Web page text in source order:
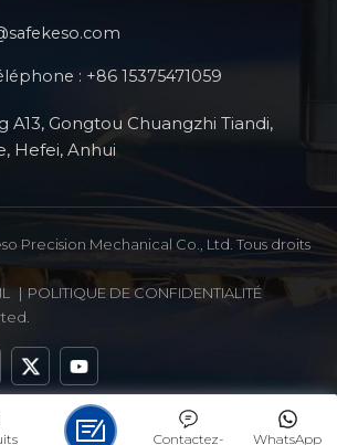
: +86 15375471059
A13, Gongtou Chuangzhi Tiandi,
Hefei, Anhui
Precision Mechanical Co., Ltd. Tous droits
| POLITIQUE DE CONFIDENTIALITÉ
WhatsApp
Contactez-